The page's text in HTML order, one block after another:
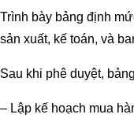
Trình bày bảng định
sản xuất, kế toán, và
Sau khi phê duyệt,
– Lập kế hoạch mua